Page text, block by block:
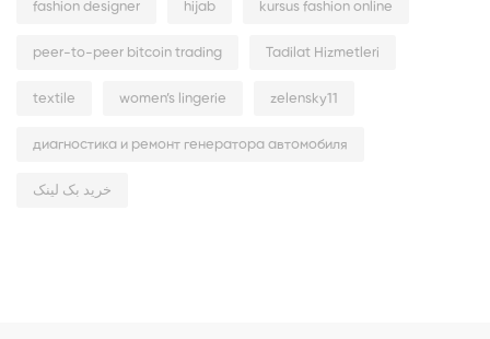
fashion designer hijab kursus fashion online
peer-to-peer bitcoin trading Tadilat Hizmetleri
textile women’s lingerie zelensky11
диагностика и ремонт генератора автомобиля
خرید بک لینک